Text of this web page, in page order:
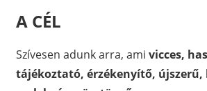
A CÉL
Szívesen adunk arra, ami vicces,
tájékoztató, érzékenyítő, újszerű,